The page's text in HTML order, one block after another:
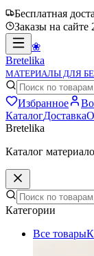
Бесплатная
Заказы на сайте
❀
Bretelika
МАТЕРИАЛЫ ДЛЯ
Избранное
КаталогДоставка
Bretelika
Каталог
Категории
Все товары